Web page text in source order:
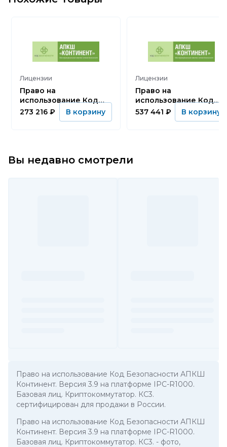
Лицензии
Право на
использование Код
Безопасности АПКШ
Континент. Версия 3.9
273 216 ₽ В корзину
Лицензии
Право на
использование Код
Безопасности АПКШ
Континент. Версия 3.9
537 441 ₽ В корзину
Вы недавно смотрели
Право на использование Код Безопасности АПКШ
Континент. Версия 3.9 на платформе IPC-R1000.
Базовая лиц. Криптокоммутатор. КС3.
сертифицирован для продажи в России.
Право на использование Код Безопасности АПКШ
Континент. Версия 3.9 на платформе IPC-R1000.
Базовая лиц. Криптокоммутатор. КС3. - фото,